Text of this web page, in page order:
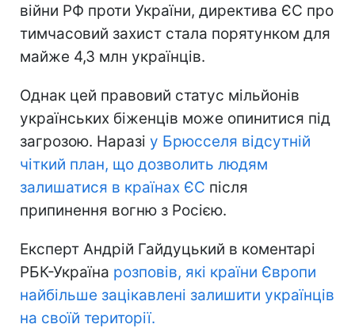
війни РФ проти України, директива ЄС про
тимчасовий захист стала порятунком для
майже 4,3 млн українців.
Однак цей правовий статус мільйонів
українських біженців може опинитися під
загрозою. Наразі у Брюсселя відсутній
чіткий план, що дозволить людям
залишатися в країнах ЄС після
припинення вогню з Росією.
Експерт Андрій Гайдуцький в коментарі
РБК-Україна розповів, які країни Європи
найбільше зацікавлені залишити українців
на своїй території.